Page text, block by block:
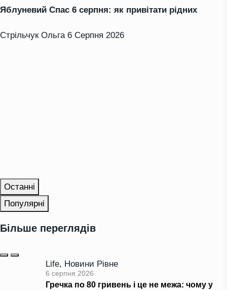
Яблуневий Спас 6 серпня: як привітати рідних
Стрільчук Ольга 6 Серпня 2026
Останні
Популярні
Більше переглядів
Life, Новини Рівне
6 серпня 2026
Гречка по 80 гривень і це не межа: чому у